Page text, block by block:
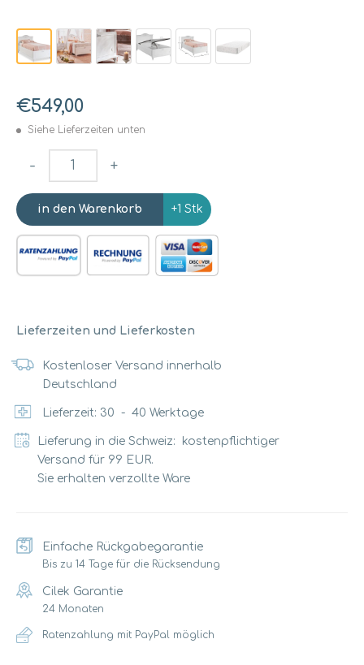
€549,00
Siehe Lieferzeiten unten
- +
+1 Stk
Lieferzeiten und Lieferkosten
Kostenloser Versand innerhalb
Deutschland
Lieferzeit: 30 - 40 Werktage
Lieferung in die Schweiz: kostenpflichtiger
Versand für 99 EUR.
Sie erhalten verzollte Ware
Einfache Rückgabegarantie
Bis zu 14 Tage für die Rücksendung
Cilek Garantie
24 Monaten
Ratenzahlung mit PayPal möglich